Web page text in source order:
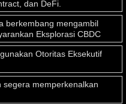
dan DeFi.
berkembang mengambil
Eksplorasi CBDC
Otoritas Eksekutif
segera memperkenalkan